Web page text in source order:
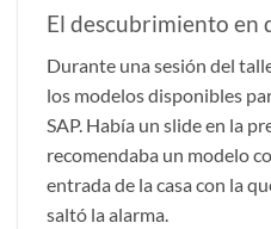
El descubrimiento en
Durante una sesión del
los modelos disponibles
SAP. Había un slide en la
recomendaba un modelo
entrada de la casa con la
saltó la alarma.